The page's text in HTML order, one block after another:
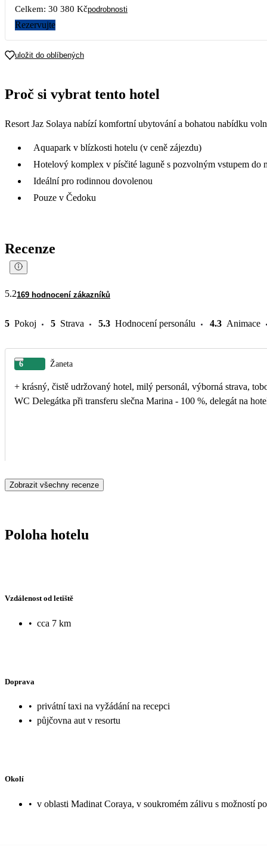
Celkem: 30 380 Kčpodrobnosti
Rezervujte
uložit do oblíbených
Proč si vybrat tento hotel
Resort Jaz Solaya nabízí komfortní ubytování a bohatou nabídku
Aquapark v blízkosti hotelu (v ceně zájezdu)
Hotelový komplex v písčité laguně s pozvolným vstupem do
Ideální pro rodinnou dovolenou
Pouze v Čedoku
Recenze
5.2169 hodnocení zákazníků
5 Pokoj 5 Strava 5.3 Hodnocení personálu 4.3 Animace
6 Žaneta
+ krásný, čistě udržovaný hotel, milý personál, výborná strava,
WC Delegátka při transferu slečna Marina - 100 %, delegát na
Zobrazit všechny recenze
Poloha hotelu
Vzdálenost od letiště
• cca 7 km
Doprava
• privátní taxi na vyžádání na recepci
• půjčovna aut v resortu
Okolí
• v oblasti Madinat Coraya, v soukromém zálivu s možností